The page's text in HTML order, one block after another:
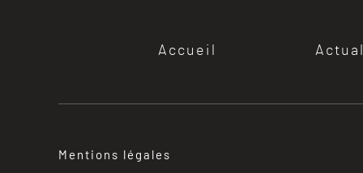
Accueil
Mentions légales